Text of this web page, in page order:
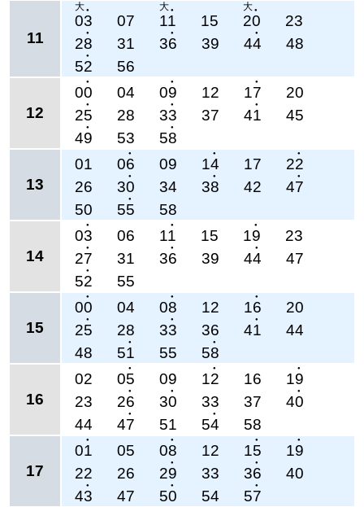
11
大 ●
03 07
大 ●
11 15
大 ●
20 23
●
28 31
●
36 39
●
44 48
●
52 56
12
●
00 04
●
09 12
●
17 20
●
25 28
●
33 37
●
41 45
●
49 53
●
58
13
01
●
06 09
●
14 17
●
22
26
●
30 34
●
38 42
●
47
50
●
55 58
14
●
03 06
●
11 15
●
19 23
●
27 31
●
36 39
●
44 47
●
52 55
15
●
00 04
●
08 12
●
16 20
●
25 28
●
33 36
●
41
44
48
●
51 55
●
58
16
02
●
05 09
●
12 16
●
19
23
●
26
●
30 33 37
●
40
44
●
47 51
●
54 58
17
●
01 05
●
08 12
●
15
●
19
22
26
●
29 33
●
36 40
●
43 47
●
50 54
●
57